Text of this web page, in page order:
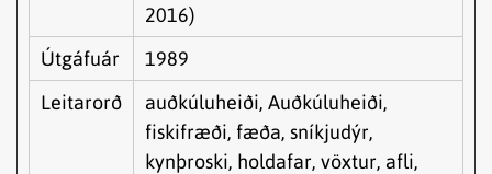
2016)
Útgáfuár
1989
Leitarorð
auðkúluheiði, Auðkúluheiði,
fiskifræði, fæða, sníkjudýr,
kynþroski, holdafar, vöxtur, afli,